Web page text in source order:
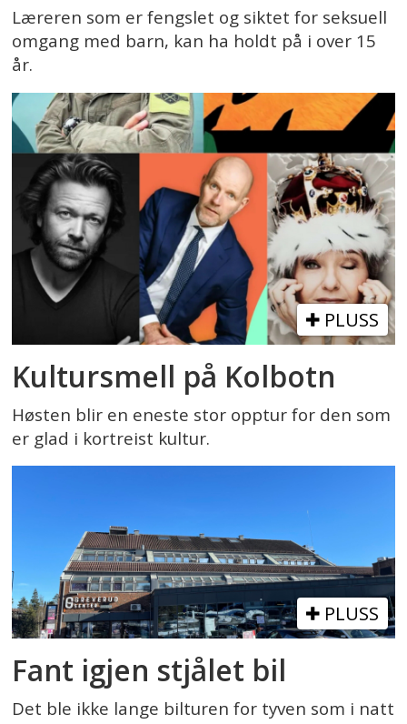
Læreren som er fengslet og siktet for seksuell
omgang med barn, kan ha holdt på i over 15
år.
PLUSS
Kultursmell på Kolbotn
Høsten blir en eneste stor opptur for den som
er glad i kortreist kultur.
PLUSS
Fant igjen stjålet bil
Det ble ikke lange bilturen for tyven som i natt